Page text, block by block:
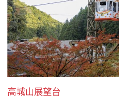
高城山展望台